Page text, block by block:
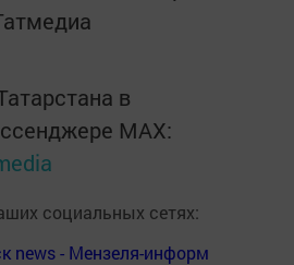
в
MАХ:
социальных сетях:
news - Мензеля-информ